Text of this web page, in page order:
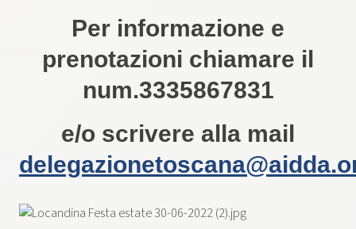
Per informazione e
prenotazioni chiamare il
num.3335867831
e/o scrivere alla mail